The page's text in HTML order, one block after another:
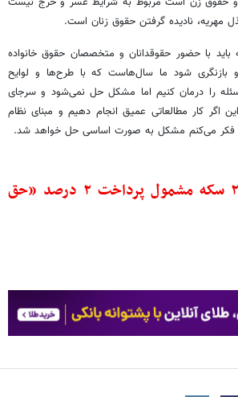
مهریه، نادیده گرفتن حقوق زنان است.
با حضور حقوقدانان و متخصصان حقوق خانواده
بازنگری شود ما سال‌هاست که با طرح‌ها و لوایح
را درمان کنیم اما مشکل حل نمی‌شود و سرجای
اگر کار مطالعاتی عمیق انجام دهیم و مبنای نظام
فکر می‌کنم مشکل به صورت اساسی حل خواهد شد.
مهریه‌های ۱۰۰ تا ۲۰۰ سکه مشمول پرداخت ۲ درصد «حق